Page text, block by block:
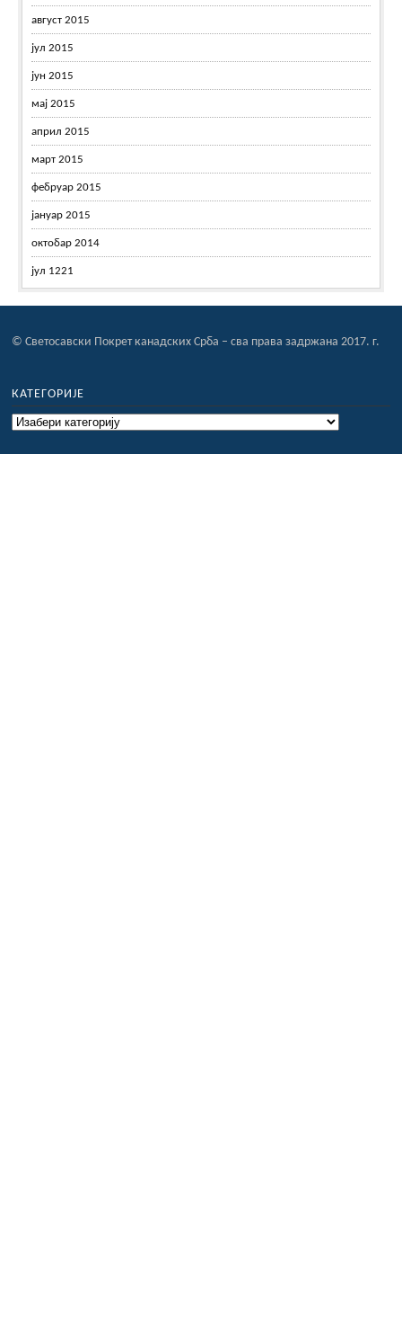
август 2015
јул 2015
јун 2015
мај 2015
април 2015
март 2015
фебруар 2015
јануар 2015
октобар 2014
јул 1221
© Светосавски Покрет канадских Срба – сва права задржана 2017. г.
КАТЕГОРИЈЕ
Категорије